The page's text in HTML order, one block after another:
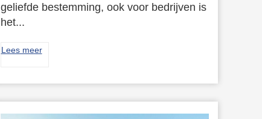
geliefde bestemming, ook voor bedrijven is
het...
Lees meer